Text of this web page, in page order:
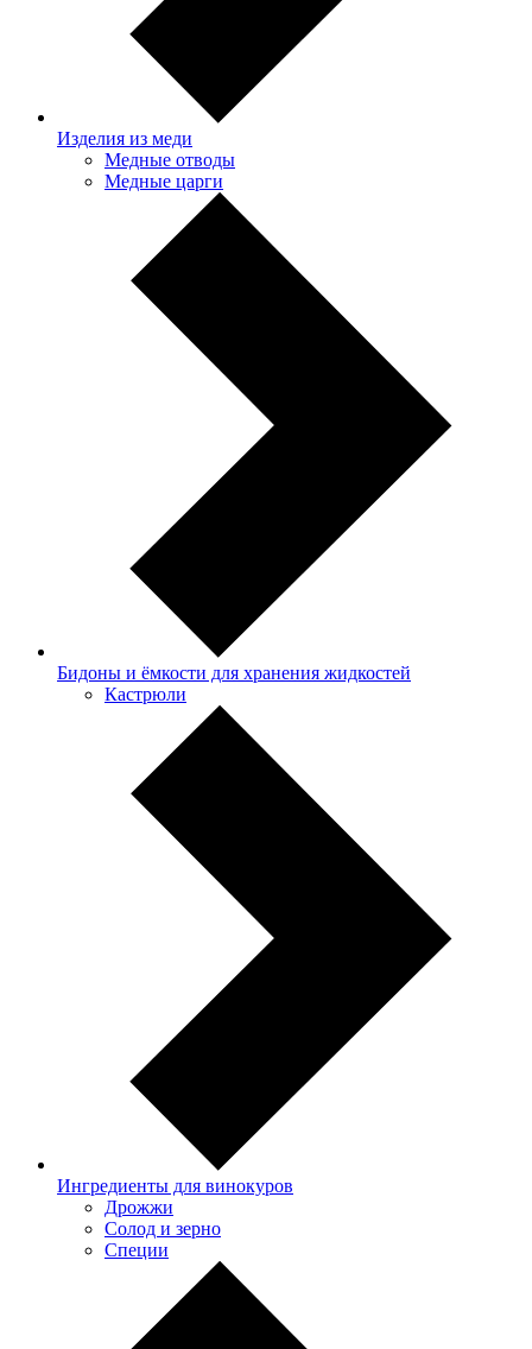
Изделия из меди
Медные отводы
Медные царги
Бидоны и ёмкости для хранения жидкостей
Кастрюли
Ингредиенты для винокуров
Дрожжи
Солод и зерно
Специи